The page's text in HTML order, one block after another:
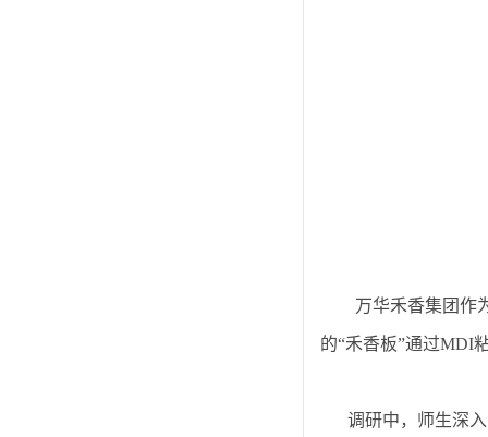
万华禾香集团作
的“禾香板”通过MDI
调研中，师生深